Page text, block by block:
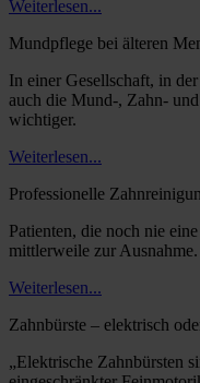
Weiterlesen...
Mundpflege bei älteren
In einer Gesellschaft, in
auch die Mund-, Zahn-
wichtiger.
Weiterlesen...
Professionelle
Patienten, die noch nie
mittlerweile zur Ausnahme.
Weiterlesen...
Zahnbürste – elektrisch
„Elektrische Zahnbürsten